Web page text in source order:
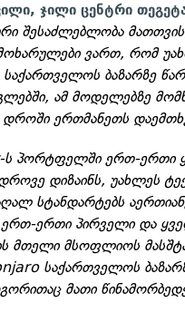
ჯილი ცენტრი
შესაძლებლობა
მოხარულები ვართ, რომ
ბაზარზე
ამ მოდელებზე
დროში ერთმანეთს
ს პორტფელში ერთ-ერთი
დიზაინს, უახლეს
სტანდარტებს
ერთი პირველი და
მთელი მსოფლიოს
საქართველოს
მათი